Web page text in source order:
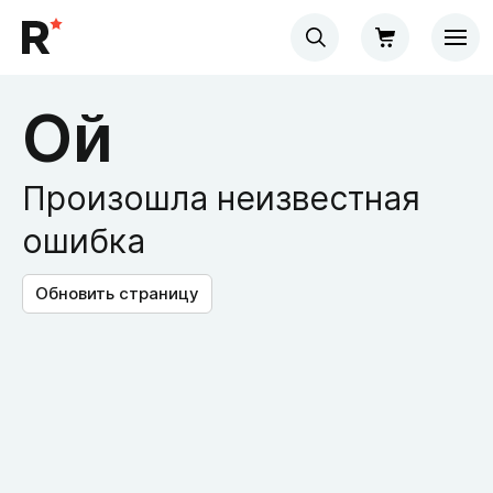
Ой
Произошла неизвестная
ошибка
Обновить страницу